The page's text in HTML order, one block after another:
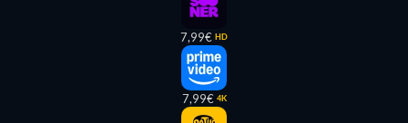
7,99€ HD
7,99€ 4K